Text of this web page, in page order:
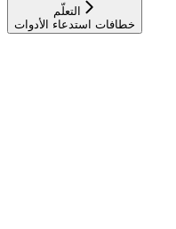
التعلّم
خطافات استدعاء الأدوات